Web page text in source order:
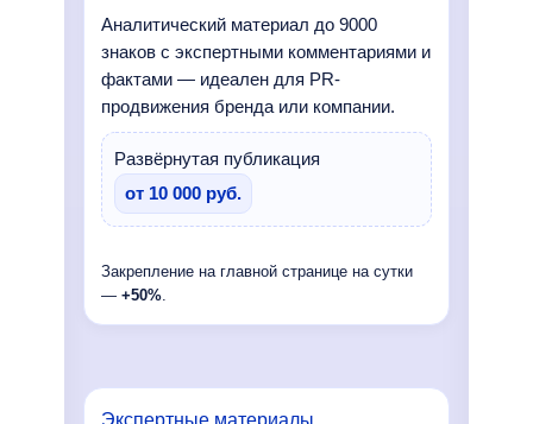
Аналитический материал до 9000
знаков с экспертными комментариями и
фактами — идеален для PR-
продвижения бренда или компании.
Развёрнутая публикация
от 10 000 руб.
Закрепление на главной странице на сутки
— +50%
Экспертные материалы